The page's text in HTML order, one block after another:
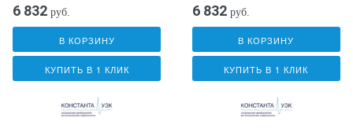
6 832 руб.
В КОРЗИНУ
КУПИТЬ В 1 КЛИК
6 832 руб.
В КОРЗИНУ
КУПИТЬ В 1 КЛИК